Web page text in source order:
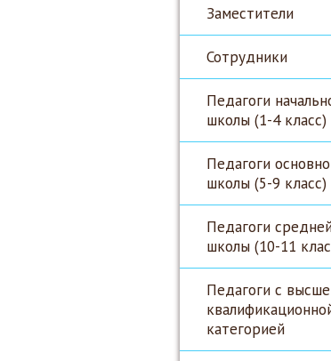
Заместители
Сотрудники
Педагоги
школы (1-4 класс)
Педагоги
школы (5-9 класс)
Педагоги
школы (10-11
Педагоги с
категорией